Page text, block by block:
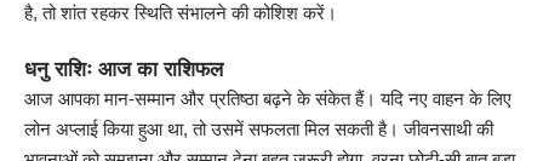
है, तो शांत रहकर स्थिति संभालने की कोशिश करें।
धनु राशिः आज का राशिफल
आज आपका मान-सम्मान और प्रतिष्ठा बढ़ने के संकेत हैं। यदि नए वाहन के लिए
लोन अप्लाई किया हुआ था, तो उसमें सफलता मिल सकती है। जीवनसाथी की